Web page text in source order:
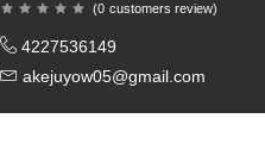
(0 customers review)
4227536149
akejuyow05@gmail.com